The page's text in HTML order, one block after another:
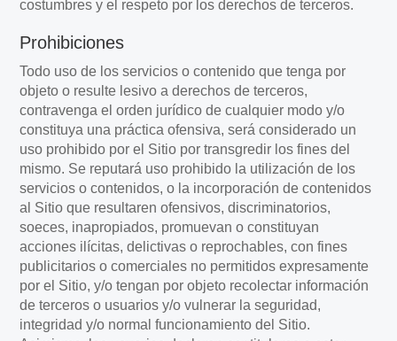
costumbres y el respeto por los derechos de terceros.
Prohibiciones
Todo uso de los servicios o contenido que tenga por
objeto o resulte lesivo a derechos de terceros,
contravenga el orden jurídico de cualquier modo y/o
constituya una práctica ofensiva, será considerado un
uso prohibido por el Sitio por transgredir los fines del
mismo. Se reputará uso prohibido la utilización de los
servicios o contenidos, o la incorporación de contenidos
al Sitio que resultaren ofensivos, discriminatorios,
soeces, inapropiados, promuevan o constituyan
acciones ilícitas, delictivas o reprochables, con fines
publicitarios o comerciales no permitidos expresamente
por el Sitio, y/o tengan por objeto recolectar información
de terceros o usuarios y/o vulnerar la seguridad,
integridad y/o normal funcionamiento del Sitio.